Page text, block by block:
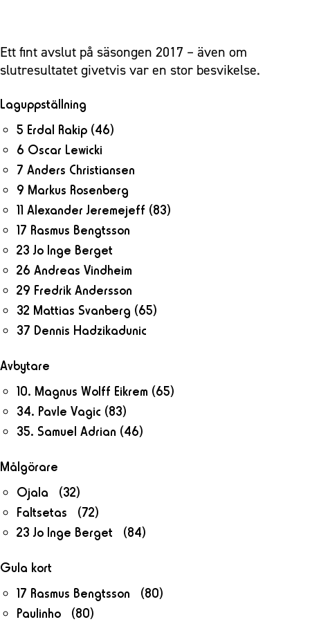
Ett fint avslut på säsongen 2017 – även om
slutresultatet givetvis var en stor besvikelse.
Laguppställning
5 Erdal Rakip (46)
6 Oscar Lewicki
7 Anders Christiansen
9 Markus Rosenberg
11 Alexander Jeremejeff (83)
17 Rasmus Bengtsson
23 Jo Inge Berget
26 Andreas Vindheim
29 Fredrik Andersson
32 Mattias Svanberg (65)
37 Dennis Hadzikadunic
Avbytare
10. Magnus Wolff Eikrem (65)
34. Pavle Vagic (83)
35. Samuel Adrian (46)
Målgörare
Ojala (32)
Faltsetas (72)
23 Jo Inge Berget (84)
Gula kort
17 Rasmus Bengtsson (80)
Paulinho (80)